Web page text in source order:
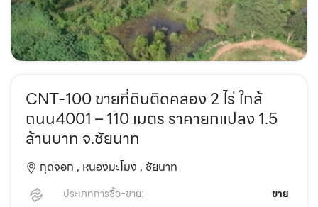
CNT-100 ขายที่ดินติดคลอง 2 ไร่ ใกล้
ถนน4001 – 110 เมตร ราคายกแปลง 1.5
ล้านบาท จ.ชัยนาท
กุดจอก , หนองมะโมง , ชัยนาท
ประเภทการซื้อ-ขาย: ขาย